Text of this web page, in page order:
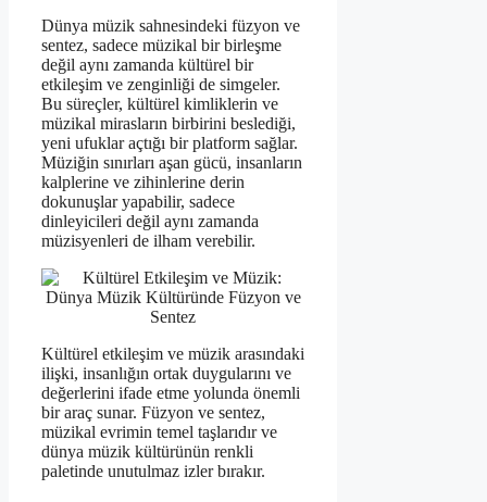
Dünya müzik sahnesindeki füzyon ve
sentez, sadece müzikal bir birleşme
değil aynı zamanda kültürel bir
etkileşim ve zenginliği de simgeler.
Bu süreçler, kültürel kimliklerin ve
müzikal mirasların birbirini beslediği,
yeni ufuklar açtığı bir platform sağlar.
Müziğin sınırları aşan gücü, insanların
kalplerine ve zihinlerine derin
dokunuşlar yapabilir, sadece
dinleyicileri değil aynı zamanda
müzisyenleri de ilham verebilir.
Kültürel etkileşim ve müzik arasındaki
ilişki, insanlığın ortak duygularını ve
değerlerini ifade etme yolunda önemli
bir araç sunar. Füzyon ve sentez,
müzikal evrimin temel taşlarıdır ve
dünya müzik kültürünün renkli
paletinde unutulmaz izler bırakır.